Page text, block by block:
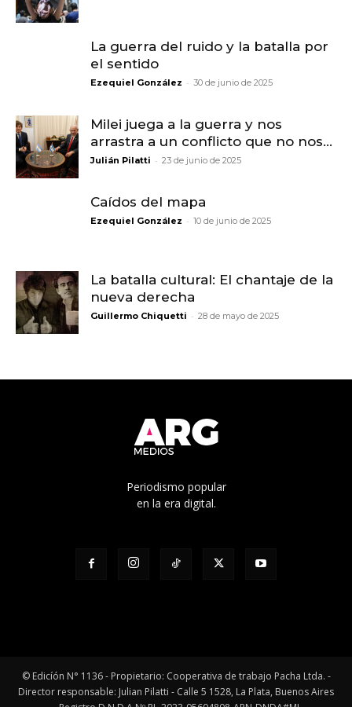
La guerra del ruido y la batalla por
el sentido
Ezequiel González - 30 de junio de 2025
Milei juega a la guerra y nos
arrastra a un conflicto que no nos...
Julián Pilatti - 23 de junio de 2025
Caídos del mapa
Ezequiel González - 10 de junio de 2025
La batalla cultural: El chantaje de la
nueva derecha
Guillermo Chiquetti - 28 de mayo de 2025
Periodismo popular
en la era digital.
© Edicíón N° 1136 - Propietario: Cooperativa de trabajo Pacha Ltda. -
Director responsable: Julian Pilatti - Calle 5 1528, La Plata, Buenos Aires